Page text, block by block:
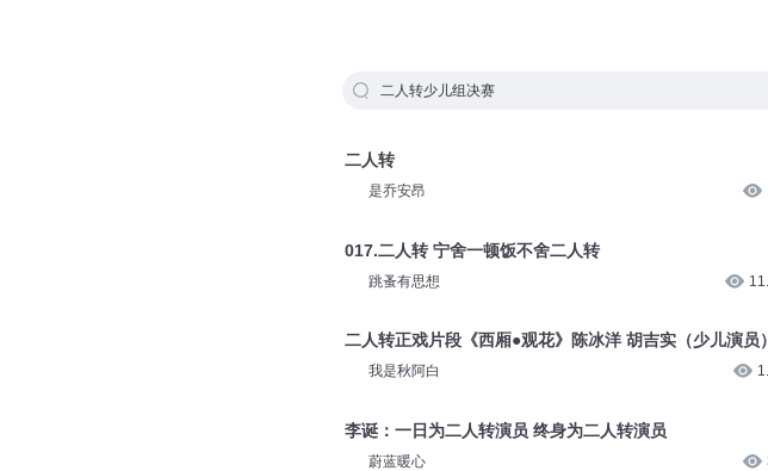
二人转少儿组决赛
二人转
是乔安昂
017.二人转 宁舍一顿饭不舍二人转
跳蚤有思想
二人转正戏片段《西厢●观花》陈冰洋 胡吉实（少儿演员）
我是秋阿白
李诞：一日为二人转演员 终身为二人转演员
蔚蓝暖心